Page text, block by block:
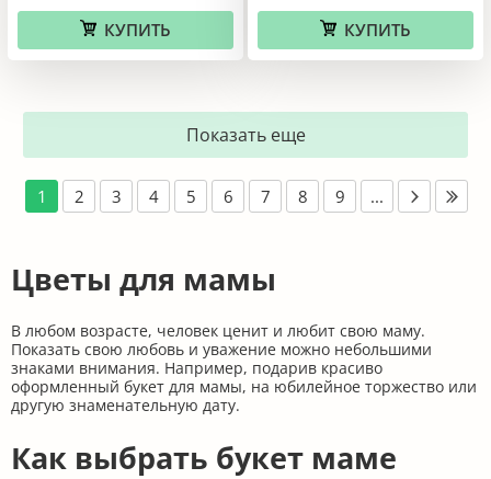
КУПИТЬ КУПИТЬ
Показать еще
1 2 3 4 5 6 7 8 9 ...
Цветы для мамы
В любом возрасте, человек ценит и любит свою маму.
Показать свою любовь и уважение можно небольшими
знаками внимания. Например, подарив красиво
оформленный букет для мамы, на юбилейное торжество или
другую знаменательную дату.
Как выбрать букет маме